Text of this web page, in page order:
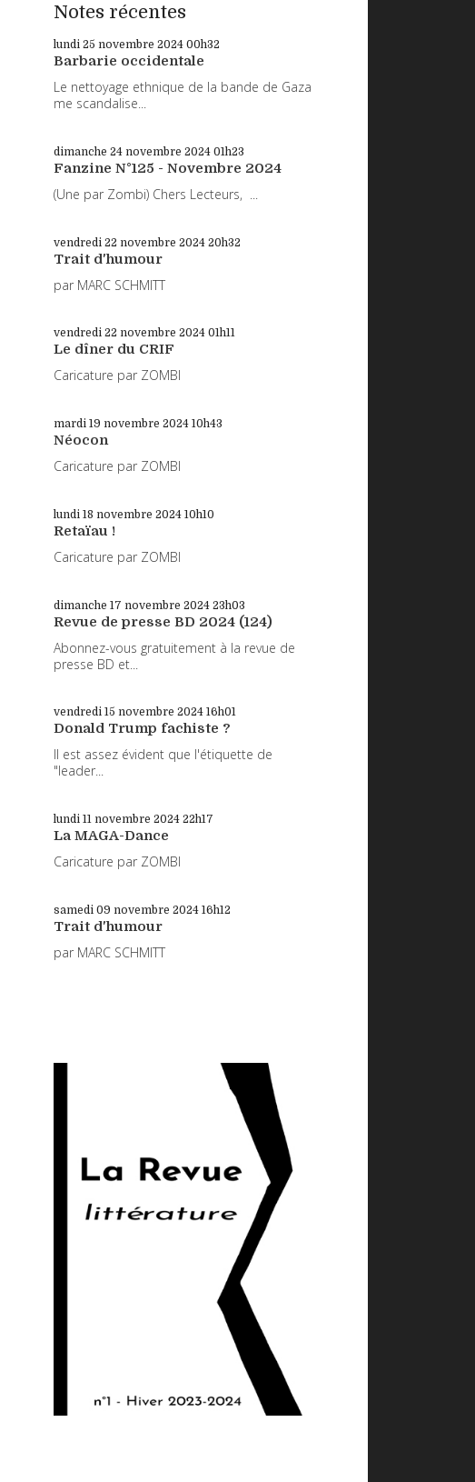
Notes récentes
lundi 25 novembre 2024 00h32
Barbarie occidentale
Le nettoyage ethnique de la bande de Gaza
me scandalise...
dimanche 24 novembre 2024 01h23
Fanzine N°125 - Novembre 2024
(Une par Zombi) Chers Lecteurs, ...
vendredi 22 novembre 2024 20h32
Trait d'humour
par MARC SCHMITT
vendredi 22 novembre 2024 01h11
Le dîner du CRIF
Caricature par ZOMBI
mardi 19 novembre 2024 10h43
Néocon
Caricature par ZOMBI
lundi 18 novembre 2024 10h10
Retaïau !
Caricature par ZOMBI
dimanche 17 novembre 2024 23h03
Revue de presse BD 2024 (124)
Abonnez-vous gratuitement à la revue de
presse BD et...
vendredi 15 novembre 2024 16h01
Donald Trump fachiste ?
Il est assez évident que l'étiquette de
"leader...
lundi 11 novembre 2024 22h17
La MAGA-Dance
Caricature par ZOMBI
samedi 09 novembre 2024 16h12
Trait d'humour
par MARC SCHMITT